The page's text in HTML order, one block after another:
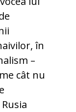
în
–
cât nu